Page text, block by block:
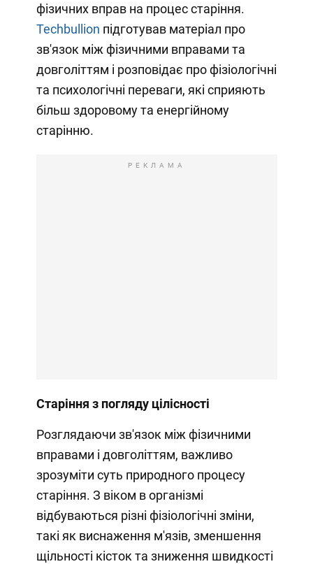
фізичних вправ на процес старіння.
Techbullion підготував матеріал про
зв'язок між фізичними вправами та
довголіттям і розповідає про фізіологічні
та психологічні переваги, які сприяють
більш здоровому та енергійному
старінню.
РЕКЛАМА
Старіння з погляду цілісності
Розглядаючи зв'язок між фізичними
вправами і довголіттям, важливо
зрозуміти суть природного процесу
старіння. З віком в організмі
відбуваються різні фізіологічні зміни,
такі як виснаження м'язів, зменшення
щільності кісток та зниження швидкості